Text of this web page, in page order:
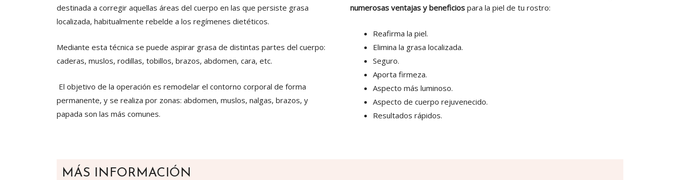
destinada a corregir aquellas áreas del cuerpo en las que persiste grasa
localizada, habitualmente rebelde a los regímenes dietéticos.
Mediante esta técnica se puede aspirar grasa de distintas partes del cuerpo:
caderas, muslos, rodillas, tobillos, brazos, abdomen, cara, etc.
El objetivo de la operación es remodelar el contorno corporal de forma
permanente, y se realiza por zonas: abdomen, muslos, nalgas, brazos, y
papada son las más comunes.
numerosas ventajas y beneficios para la piel de tu rostro:
Reafirma la piel.
Elimina la grasa localizada.
Seguro.
Aporta firmeza.
Aspecto más luminoso.
Aspecto de cuerpo rejuvenecido.
Resultados rápidos.
MÁS INFORMACIÓN